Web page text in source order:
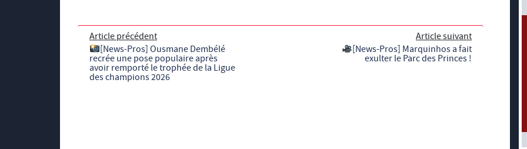
Article précédent
[News-Pros] Ousmane Dembélé
recrée une pose populaire après
avoir remporté le trophée de la Ligue
des champions 2026
Article suivant
[News-Pros] Marquinhos a fait
exulter le Parc des Princes !